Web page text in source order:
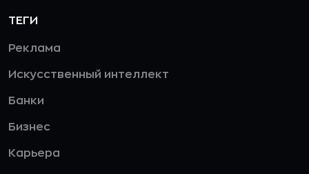
ТЕГИ
Реклама
Искусственный интеллект
Банки
Бизнес
Карьера